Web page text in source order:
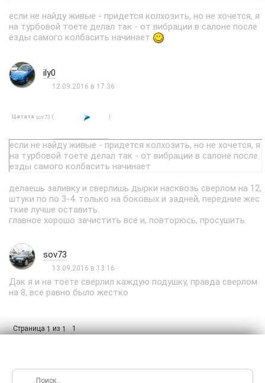
если не найду живые - придется колхозить, но не хочется, я
на турбовой тоете делал так - от вибрации в салоне после
езды самого колбасить начинает
ily0
12.09.2016 в 17:36
Цитата sov73 ( )
если не найду живые - придется колхозить, но не хочется, я
на турбовой тоете делал так - от вибрации в салоне после
езды самого колбасить начинает
делаешь заливку и сверлишь дырки насквозь сверлом на 12,
штуки по по 3-4. только на боковых и задней, передние жес
ткие лучше оставить.
главное хорошо зачистить все и, повторюсь, просушить.
sov73
13.09.2016 в 13:16
Дак я и на тоёте сверлил каждую подушку, правда сверлом
на 8, все равно было жестко
Страница1из1 1